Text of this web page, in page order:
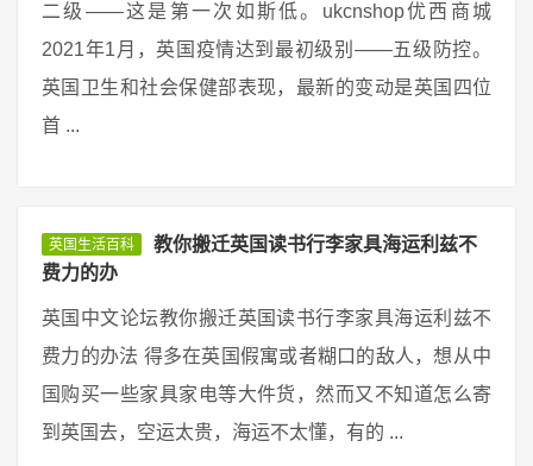
二级——这是第一次如斯低。ukcnshop优西商城
2021年1月，英国疫情达到最初级别——五级防控。
英国卫生和社会保健部表现，最新的变动是英国四位
首 ...
英国生活百科
教你搬迁英国读书行李家具海运利兹不
费力的办
英国中文论坛教你搬迁英国读书行李家具海运利兹不
费力的办法 得多在英国假寓或者糊口的敌人，想从中
国购买一些家具家电等大件货，然而又不知道怎么寄
到英国去，空运太贵，海运不太懂，有的 ...